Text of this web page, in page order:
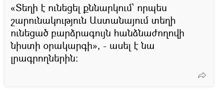
«Տեղի է ունեցել քննարկում՝ որպես
շարունակություն Աստանայում տեղի
ունեցած բարձրագույն հանձնաժողովի
նիստի օրակարգի», - ասել է նա
լրագրողներին: